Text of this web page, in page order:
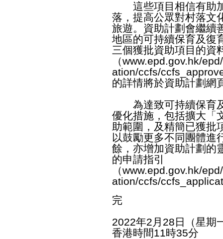
這些項目相信有助加
落，提高公眾對村落文
旅遊。資助計劃會繼續
地區的可持續保育及復
三個獲批資助項目的資
（www.epd.gov.hk/
ation/ccfs/
的詳情將於資助計劃網
為達致可持續保育及
優化措施，包括擴大「
助範圍，及精簡已獲批
以鼓勵更多不同團體進
餘，亦增加資助計劃的
的申請指引
（www.epd.gov.hk/
ation/ccfs/
完
2022年2月28日（星期
香港時間11時35分